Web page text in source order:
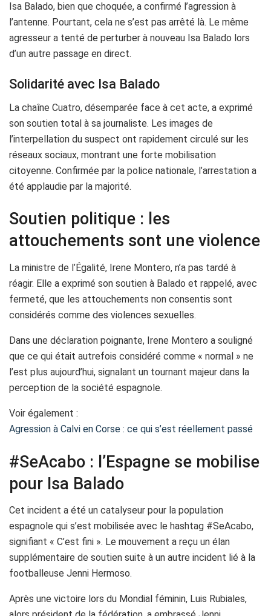
Isa Balado, bien que choquée, a confirmé l’agression à
l’antenne. Pourtant, cela ne s’est pas arrêté là. Le même
agresseur a tenté de perturber à nouveau Isa Balado lors
d’un autre passage en direct.
Solidarité avec Isa Balado
La chaîne Cuatro, désemparée face à cet acte, a exprimé
son soutien total à sa journaliste. Les images de
l’interpellation du suspect ont rapidement circulé sur les
réseaux sociaux, montrant une forte mobilisation
citoyenne. Confirmée par la police nationale, l’arrestation a
été applaudie par la majorité.
Soutien politique : les
attouchements sont une violence
La ministre de l’Égalité, Irene Montero, n’a pas tardé à
réagir. Elle a exprimé son soutien à Balado et rappelé, avec
fermeté, que les attouchements non consentis sont
considérés comme des violences sexuelles.
Dans une déclaration poignante, Irene Montero a souligné
que ce qui était autrefois considéré comme « normal » ne
l’est plus aujourd’hui, signalant un tournant majeur dans la
perception de la société espagnole.
Voir également :
Agression à Calvi en Corse : ce qui s’est réellement passé
#SeAcabo : l’Espagne se mobilise
pour Isa Balado
Cet incident a été un catalyseur pour la population
espagnole qui s’est mobilisée avec le hashtag #SeAcabo,
signifiant « C’est fini ». Le mouvement a reçu un élan
supplémentaire de soutien suite à un autre incident lié à la
footballeuse Jenni Hermoso.
Après une victoire lors du Mondial féminin, Luis Rubiales,